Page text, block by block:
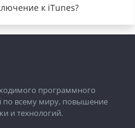
к iTunes?
программного
по всему миру, повышение
и технологий.